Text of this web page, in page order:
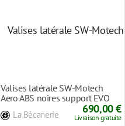
Valises latérale SW-Motech
Aero ABS noires support EVO
La Bécanerie 690,00 €
Livraison gratuite